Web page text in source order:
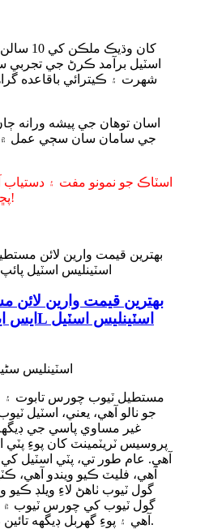
اسٽيل برآمد ڪرڻ جي تجربي
شهرت ۽ ڪيترائي باقاعده
اسان توهان جي پيشه ورانه
جي سامان سان سڄي عمل ۾
اسٽاڪ جو نمونو مفت ۽
پڇا ڳاڇا ۾ ڀليڪار!
بهترين قيمت وارين لائن
اسٽينلیس
مستطيل ٽيوب چورس تابوت ۽
جو نالو آهي، يعني، اسٽيل
غير مساوي پاسي جي
پروسيس ٽريٽمينٽ کان پوءِ پٽي
آهي. عام طور تي، پٽي اسٽيل
آهي، فليٽ ڪيو ويندو آهي،
گول ٽيوب ٺاهڻ لاءِ ويلڊ ڪيو
گول ٽيوب کي چورس ٽيوب ۾
آهي ۽ پوءِ گهربل ڊيگهه تائين ڪٽيو ويندو آهي.